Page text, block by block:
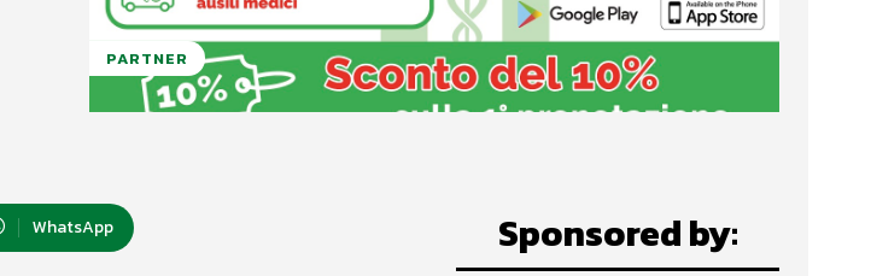
PARTNER
WhatsApp Sponsored by: